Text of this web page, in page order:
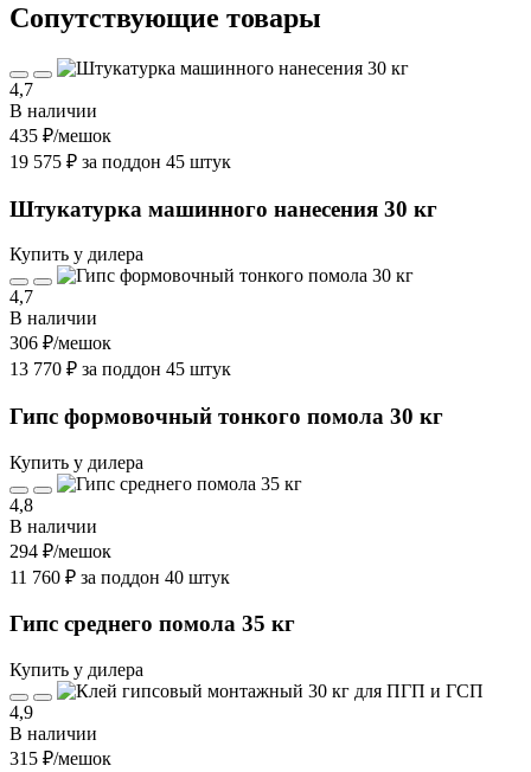
Cопутствующие товары
4,7
В наличии
435 ₽/мешок
19 575 ₽ за поддон 45 штук
Штукатурка машинного нанесения 30 кг
Купить у дилера
4,7
В наличии
306 ₽/мешок
13 770 ₽ за поддон 45 штук
Гипс формовочный тонкого помола 30 кг
Купить у дилера
4,8
В наличии
294 ₽/мешок
11 760 ₽ за поддон 40 штук
Гипс среднего помола 35 кг
Купить у дилера
4,9
В наличии
315 ₽/мешок